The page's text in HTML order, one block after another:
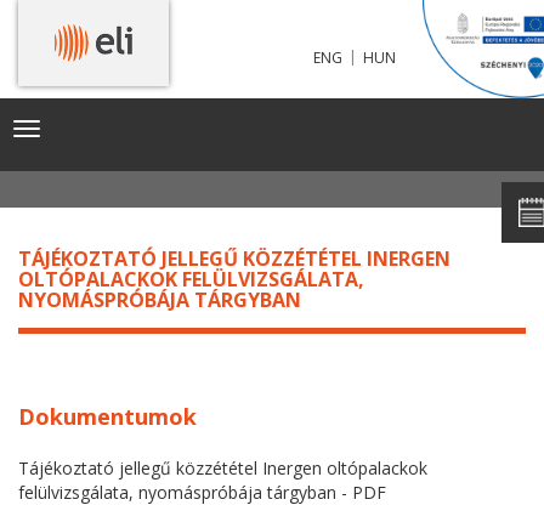
ENG | HUN
Toggle
TÁJÉKOZTATÓ JELLEGŰ KÖZZÉTÉTEL INERGEN
OLTÓPALACKOK FELÜLVIZSGÁLATA, NYOMÁSPRÓBÁJA
TÁJÉKOZTATÓ JELLEGŰ KÖZZÉTÉTEL INERGEN
OLTÓPALACKOK FELÜLVIZSGÁLATA,
NYOMÁSPRÓBÁJA TÁRGYBAN
Dokumentumok
Tájékoztató jellegű közzététel Inergen oltópalackok
felülvizsgálata, nyomáspróbája tárgyban - PDF